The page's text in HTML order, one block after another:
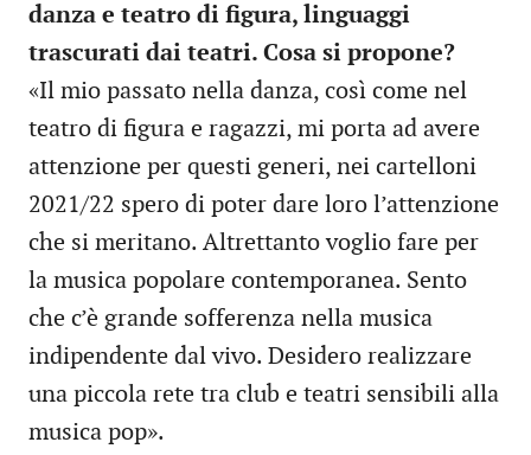
danza e teatro di figura, linguaggi
trascurati dai teatri. Cosa si propone?
«Il mio passato nella danza, così come nel
teatro di figura e ragazzi, mi porta ad avere
attenzione per questi generi, nei cartelloni
2021/22 spero di poter dare loro l’attenzione
che si meritano. Altrettanto voglio fare per
la musica popolare contemporanea. Sento
che c’è grande sofferenza nella musica
indipendente dal vivo. Desidero realizzare
una piccola rete tra club e teatri sensibili alla
musica pop».